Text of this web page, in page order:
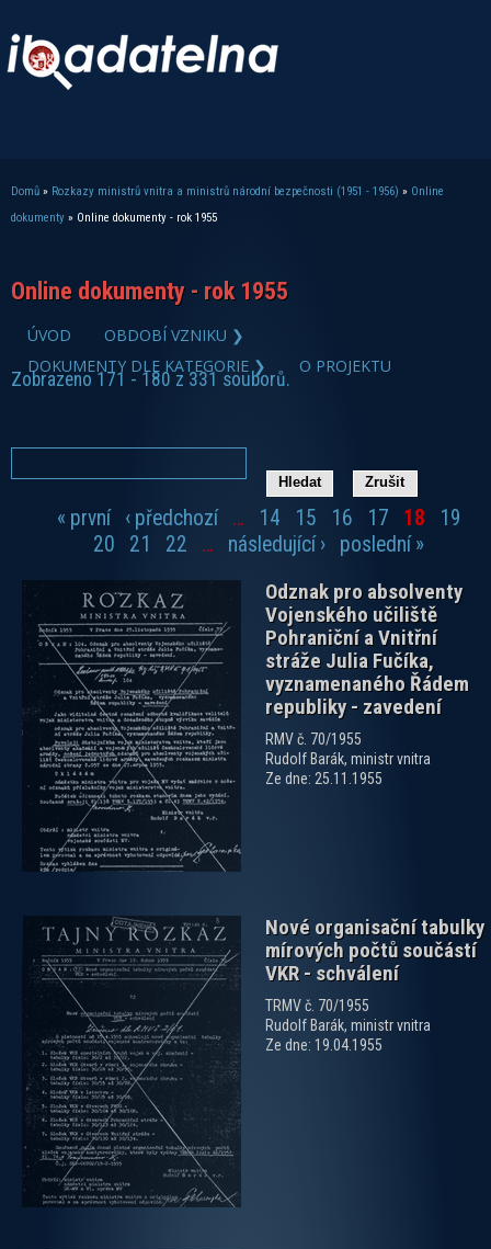
Jste zde
Domů » Rozkazy ministrů vnitra a ministrů národní bezpečnosti (1951 - 1956) » Online
dokumenty » Online dokumenty - rok 1955
Online dokumenty - rok 1955
ÚVOD
OBDOBÍ VZNIKU ❯
DOKUMENTY DLE KATEGORIE ❯
O PROJEKTU
Zobrazeno 171 - 180 z 331 souborů.
Stránky
« první ‹ předchozí … 14 15 16 17 18
19
20
21 22 … následující ›
poslední »
Odznak pro absolventy
Vojenského učiliště
Pohraniční a Vnitřní
stráže Julia Fučíka,
vyznamenaného Řádem
republiky - zavedení
RMV č. 70/1955
Rudolf Barák, ministr vnitra
Ze dne: 25.11.1955
Nové organisační tabulky
mírových počtů součástí
VKR - schválení
TRMV č. 70/1955
Rudolf Barák, ministr vnitra
Ze dne: 19.04.1955
zobrazit PDF dokument
zobrazit PDF dokument